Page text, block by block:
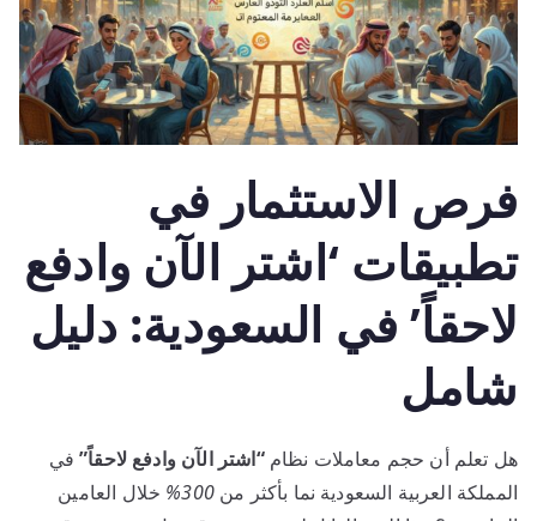
فرص الاستثمار في
تطبيقات ‘اشتر الآن وادفع
لاحقاً’ في السعودية: دليل
شامل
هل تعلم أن حجم معاملات نظام“اشتر الآن وادفع لاحقاً”في
المملكة العربية السعودية نما بأكثر من300%
خلال العامين